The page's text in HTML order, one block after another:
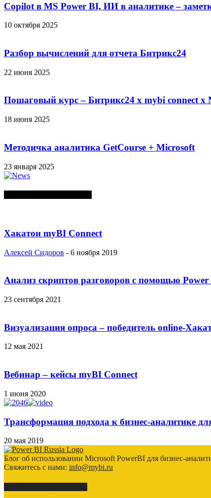
Copilot в MS Power BI, ИИ в аналитике –
10 октября 2025
Разбор вычислений для отчета Битрикс24
22 июня 2025
Пошаговый курс – Битрикс24 х mybi connect х
18 июня 2025
Методичка аналитика GetCourse + Microsoft
23 января 2025
Хакатон myBI Connect
Алексей Сидоров - 6 ноября 2019
Анализ скриптов разговоров с помощью
23 сентября 2021
Визуализация опроса – победитель online-
12 мая 2021
Вебинар – кейсы myBI Connect
1 июня 2020
Трансформация подхода к бизнес-аналитике
20 мая 2019
Блог об использовании Microsoft PowerBI для бизнес-
Свяжитесь с нами: info@mybi.ru